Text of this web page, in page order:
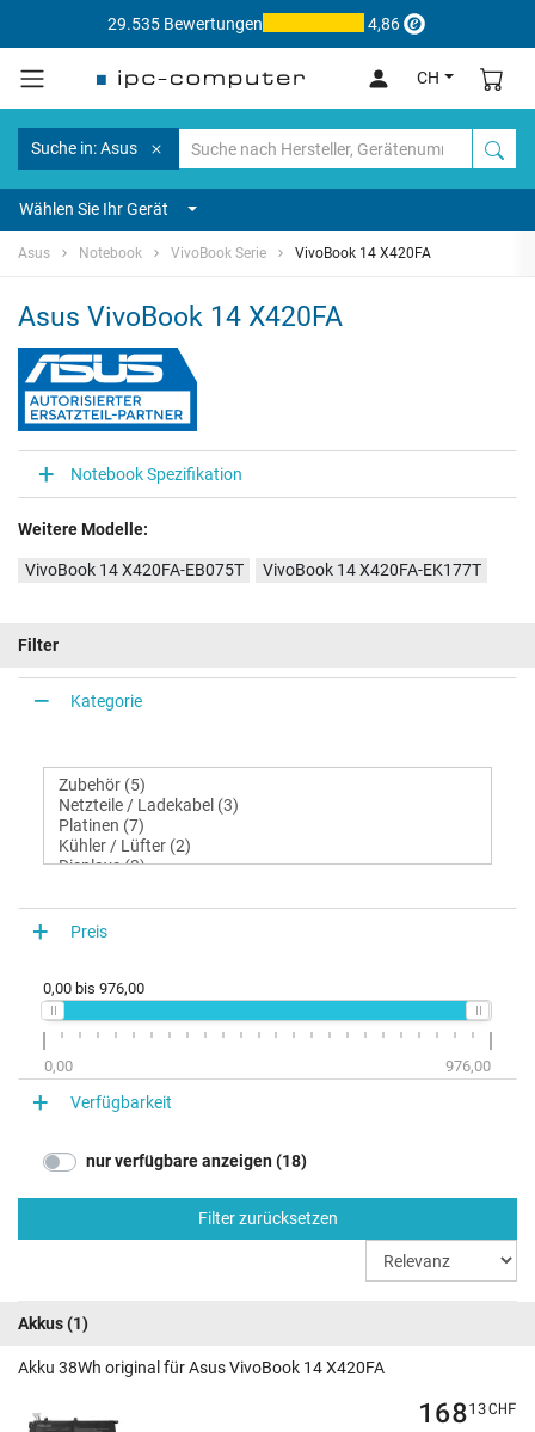
29.535 Bewertungen 4,86
CH
Suche in: Asus
Wählen Sie Ihr Gerät
Asus Notebook VivoBook Serie VivoBook 14 X420FA
Asus VivoBook 14 X420FA
Notebook Spezifikation
Weitere Modelle:
VivoBook 14 X420FA-EB075T VivoBook 14 X420FA-EK177T
Filter
Kategorie
Preis
0,00 bis 976,00
0,00 976,00
Verfügbarkeit
nur verfügbare anzeigen (18)
Filter zurücksetzen
Akkus(1)
Akku 38Wh original für Asus VivoBook 14 X420FA
16813CHF